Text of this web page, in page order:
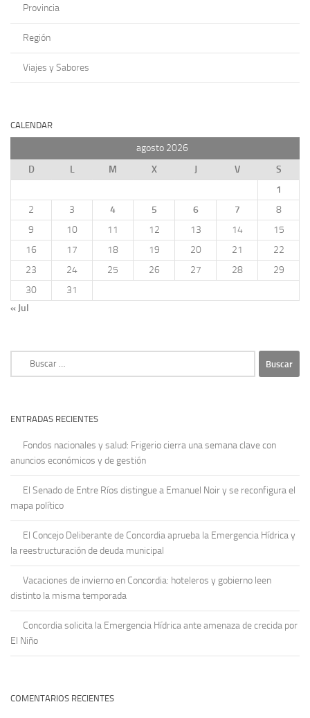
Provincia
Región
Viajes y Sabores
CALENDAR
agosto 2026
D
L M X J V
S
1
2
3 4 5 6 7
8
9
10 11 12 13 14
15
16
17 18 19 20 21
22
23
24 25 26 27 28
29
30
31
« Jul
Buscar:
ENTRADAS RECIENTES
Fondos nacionales y salud: Frigerio cierra una semana clave con
anuncios económicos y de gestión
El Senado de Entre Ríos distingue a Emanuel Noir y se reconfigura el
mapa político
El Concejo Deliberante de Concordia aprueba la Emergencia Hídrica y
la reestructuración de deuda municipal
Vacaciones de invierno en Concordia: hoteleros y gobierno leen
distinto la misma temporada
Concordia solicita la Emergencia Hídrica ante amenaza de crecida por
El Niño
COMENTARIOS RECIENTES